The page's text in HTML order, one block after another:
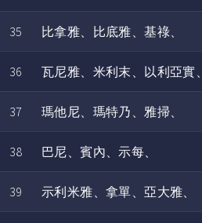
35 比拿雅、比底雅、基祿、
36 瓦尼雅、米利末、以利亞實、
37 瑪他尼、瑪特乃、雅掃、
38 巴尼、賓內、示每、
39 示利米雅、拿單、亞大雅、